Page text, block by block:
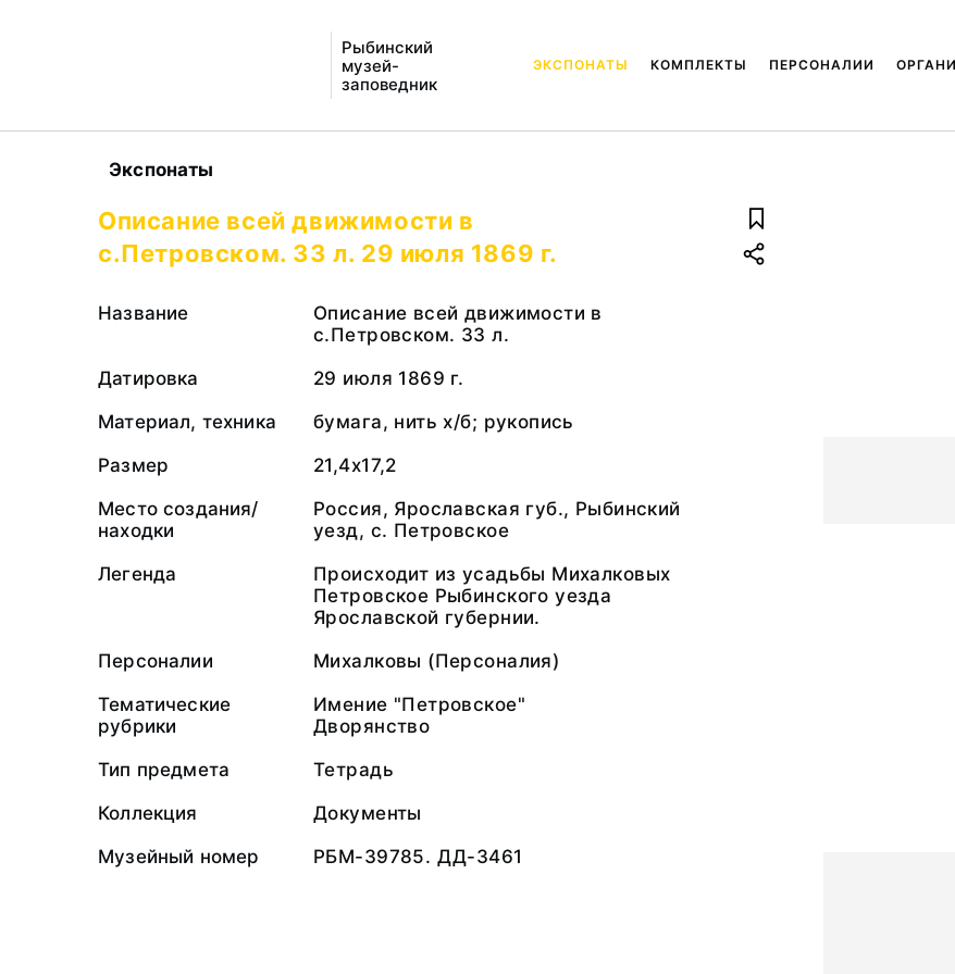
Рыбинский
музей-
заповедник
ЭКСПОНАТЫ КОМПЛЕКТЫ ПЕРСОНАЛИИ
Экспонаты
Описание всей движимости в
с.Петровском. 33 л. 29 июля 1869 г.
Название
Описание всей движимости в
с.Петровском. 33 л.
Датировка
29 июля 1869 г.
Материал, техника
бумага, нить х/б; рукопись
Размер
21,4х17,2
Место создания/
находки
Россия, Ярославская губ., Рыбинский
уезд, с. Петровское
Легенда
Происходит из усадьбы Михалковых
Петровское Рыбинского уезда
Ярославской губернии.
Персоналии
Михалковы (Персоналия)
Тематические
рубрики
Имение "Петровское"
Дворянство
Тип предмета
Тетрадь
Коллекция
Документы
Музейный номер
РБМ-39785. ДД-3461